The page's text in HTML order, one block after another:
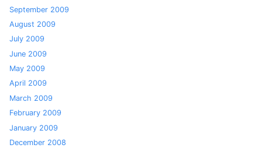
September 2009
August 2009
July 2009
June 2009
May 2009
April 2009
March 2009
February 2009
January 2009
December 2008